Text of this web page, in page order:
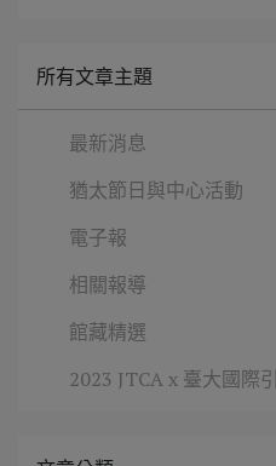
所有文章主題
最新消息
猶太節日與中心活動
電子報
相關報導
館藏精選
2023 JTCA x 臺大國際